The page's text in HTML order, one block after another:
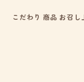
こだわり 商品 お召し